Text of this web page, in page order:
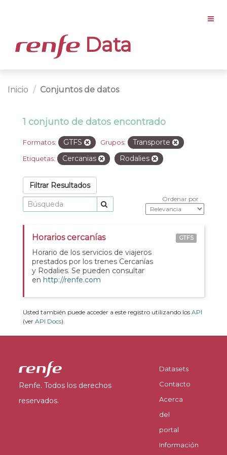
Data
Inicio Conjuntos de datos
1 conjunto de datos encontrado
Formatos: GTFS Grupos: Transporte
Etiquetas: Cercanias Rodalies
Filtrar Resultados
Ordenar por
Horarios cercanías
Horario de los servicios de viajeros
prestados por los trenes Cercanías
y Rodalies. Se pueden consultar
en http://renfe.com
GTFS
Usted también puede acceder a este registro utilizando los API
(ver API Docs).
Renfe. Todos los derechos
reservados.
Datasets
Contacto
Acerca
del
portal
Información